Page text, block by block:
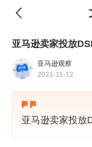
亚马逊卖家投放
亚马逊观察
2021-11-12
亚马逊卖家投放